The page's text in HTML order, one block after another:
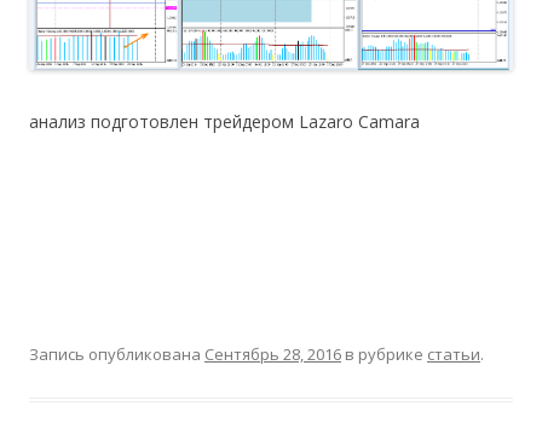
анализ подготовлен трейдером Lazaro Camara
Запись опубликована Сентябрь 28, 2016 в рубрике статьи.